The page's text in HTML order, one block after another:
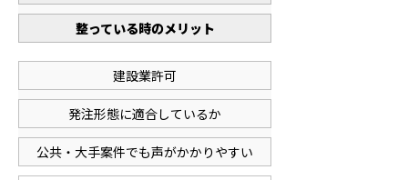
整っている時のメリット
建設業許可
発注形態に適合しているか
公共・大手案件でも声がかかりやすい